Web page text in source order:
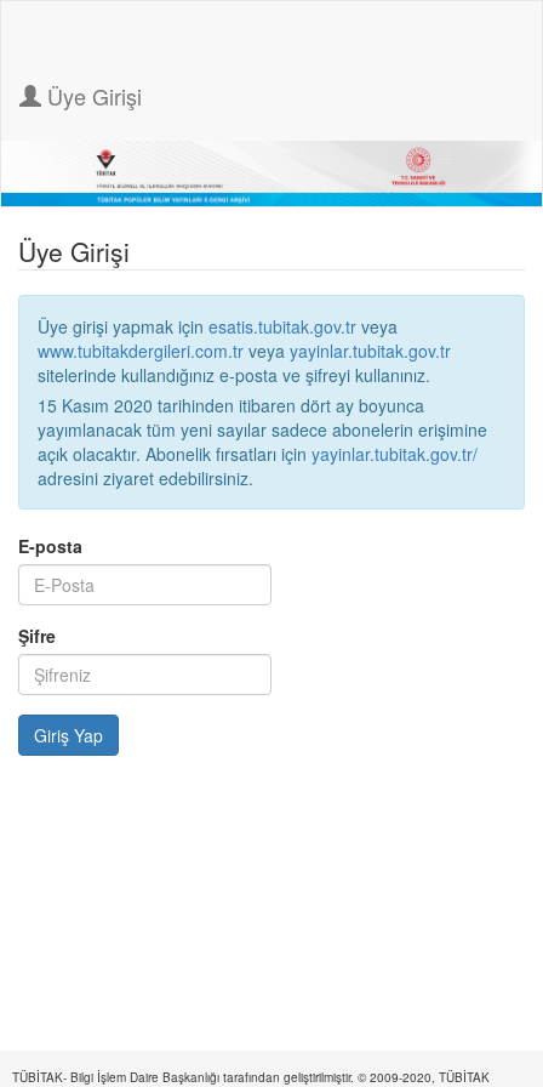
Üye Girişi
Üye Girişi
Üye girişi yapmak için esatis.tubitak.gov.tr veya
www.tubitakdergileri.com.tr veya yayinlar.tubitak.gov.tr
sitelerinde kullandığınız e-posta ve şifreyi kullanınız.
15 Kasım 2020 tarihinden itibaren dört ay boyunca
yayımlanacak tüm yeni sayılar sadece abonelerin erişimine
açık olacaktır. Abonelik fırsatları için yayinlar.tubitak.gov.tr/
adresini ziyaret edebilirsiniz.
E-posta
Şifre
TÜBİTAK- Bilgi İşlem Daire Başkanlığı tarafından geliştirilmiştir. © 2009-2020, TÜBİTAK